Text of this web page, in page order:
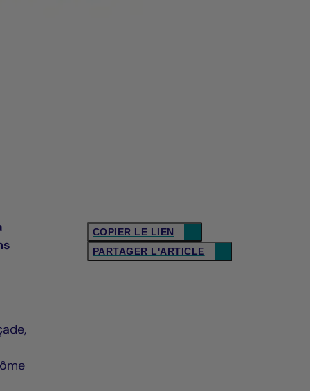
COPIER LE LIEN
PARTAGER L'ARTICLE